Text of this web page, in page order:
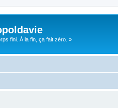
fini. À la fin, ça fait zéro. »